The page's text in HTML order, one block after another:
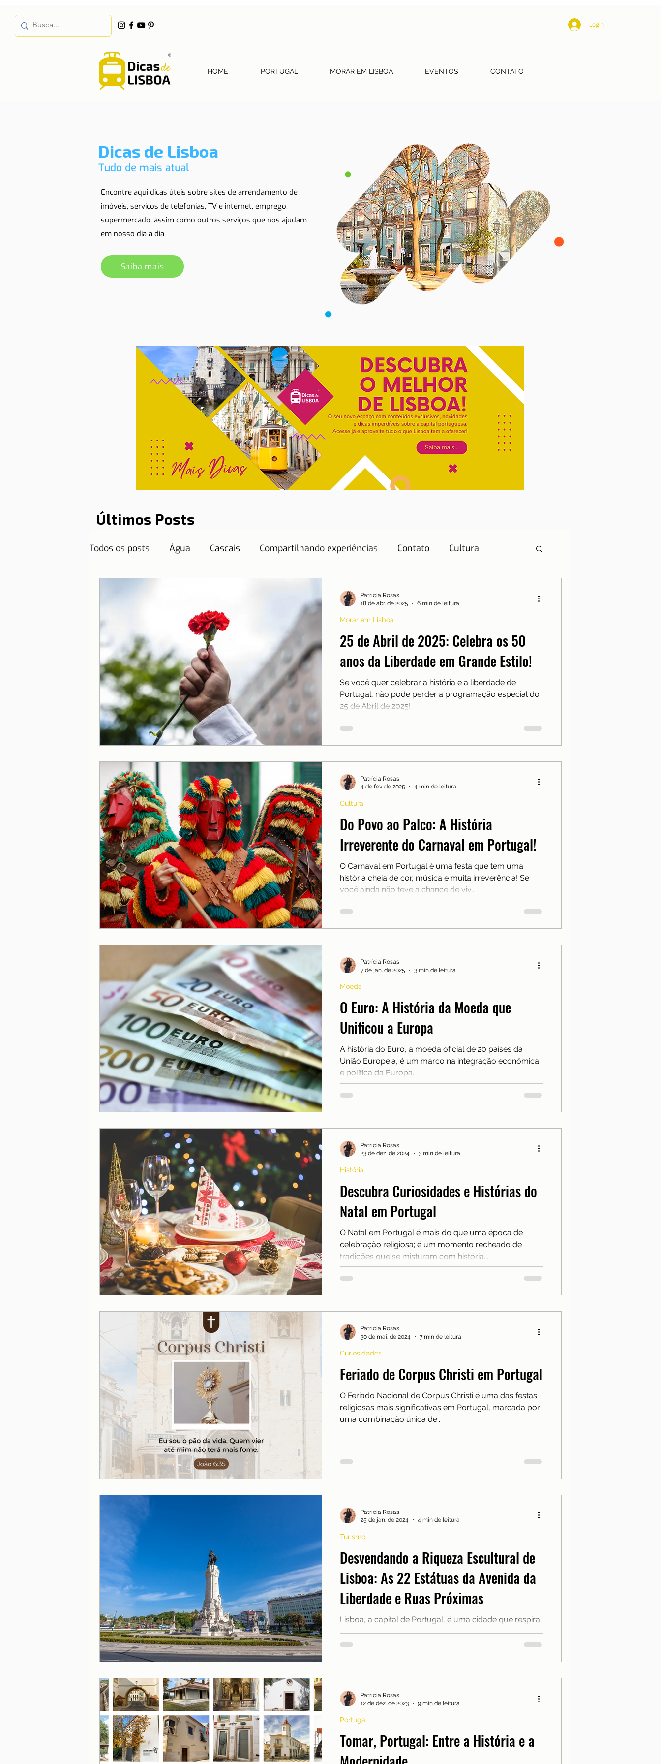
Login
HOME PORTUGAL MORAR EM LISBOA EVENTOS CONTATO
Dicas de Lisboa
Tudo de mais atual
Encontre aqui dicas úteis sobre sites de arrendamento de
imóveis, serviços de telefonias, TV e internet, emprego,
supermercado, assim como outros serviços que nos ajudam
em nosso dia a dia.
Saiba mais
Últimos Posts
Todos os posts Água Cascais Compartilhando experiências Contato Cultura
Documentos necessários Emprego
Lisboa Lisboa com crianças Mobilidade Moradia Morar em Lisboa Notícias
Porto Portugal Reflexões Reino Unido Saúde Serra da Estrela
Serviços essenciais Sítios e freguesias Sobre nós
25 de Abril de 2025: Celebra os 50
anos da Liberdade em Grande Estilo!
Se você quer celebrar a história e a liberdade de
Portugal, não pode perder a programação especial do
25 de Abril de 2025!
Morar em Lisboa
Patrícia Rosas
18 de abr. de 2025
6 min de leitura
Do Povo ao Palco: A História
Irreverente do Carnaval em Portugal!
O Carnaval em Portugal é uma festa que tem uma
história cheia de cor, música e muita irreverência! Se
você ainda não teve a chance de viv...
Cultura
Patrícia Rosas
4 de fev. de 2025
4 min de leitura
O Euro: A História da Moeda que
Unificou a Europa
A história do Euro, a moeda oficial de 20 países da
União Europeia, é um marco na integração econômica
e política da Europa.
Moeda
Patrícia Rosas
7 de jan. de 2025
3 min de leitura
Descubra Curiosidades e Histórias do
Natal em Portugal
O Natal em Portugal é mais do que uma época de
celebração religiosa; é um momento recheado de
tradições que se misturam com história...
História
Patrícia Rosas
23 de dez. de 2024
3 min de leitura
Feriado de Corpus Christi em Portugal
O Feriado Nacional de Corpus Christi é uma das festas
religiosas mais significativas em Portugal, marcada por
uma combinação única de...
Curiosidades
Patrícia Rosas
30 de mai. de 2024
7 min de leitura
Desvendando a Riqueza Escultural de
Lisboa: As 22 Estátuas da Avenida da
Liberdade e Ruas Próximas
Lisboa, a capital de Portugal, é uma cidade que respira
história e cultura em cada esquina. Uma das áreas mais
emblemáticas é a Avenida da Liberdade e su...
Turismo
Patrícia Rosas
25 de jan. de 2024
4 min de leitura
Tomar, Portugal: Entre a História e a
Portugal
Patrícia Rosas
12 de dez. de 2023
9 min de leitura